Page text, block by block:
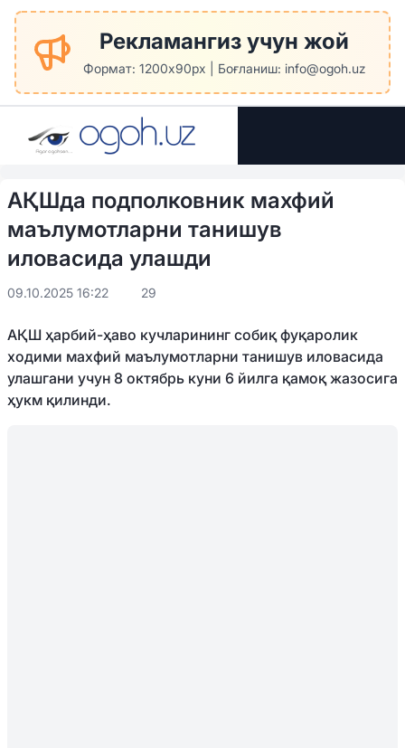
Рекламангиз учун жой
Формат: 1200x90px | Боғланиш: info@ogoh.uz
АҚШда подполковник махфий
маълумотларни танишув
иловасида улашди
09.10.2025 16:22 29
АҚШ ҳарбий-ҳаво кучларининг собиқ фуқаролик
ходими махфий маълумотларни танишув иловасида
улашгани учун 8 октябрь куни 6 йилга қамоқ жазосига
ҳукм қилинди.